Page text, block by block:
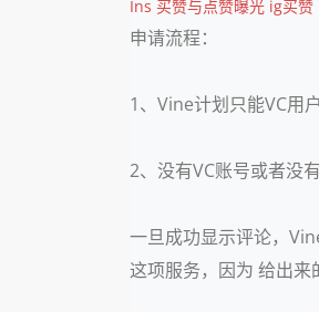
Ins 买赞与点赞曝光 ig买赞
申请流程：
1、Vine计划只能VC用
2、没有VC账号或者没
一旦成功显示评论，
这项服务，因为 给出来